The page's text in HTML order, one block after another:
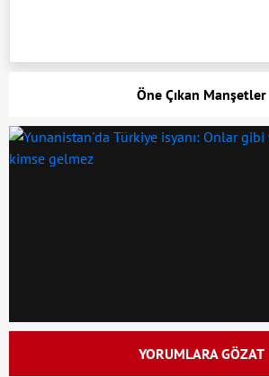
Öne Çıkan Manşetler
YORUMLARA GÖZAT